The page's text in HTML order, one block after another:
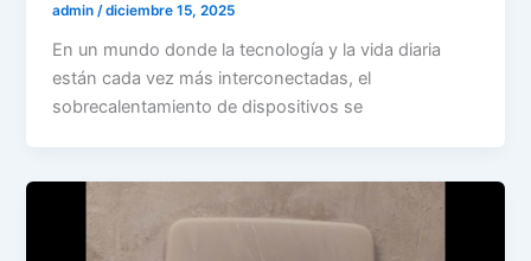
admin/diciembre 15, 2025
En un mundo donde la tecnología y la vida diaria
están cada vez más interconectadas, el
sobrecalentamiento de dispositivos se